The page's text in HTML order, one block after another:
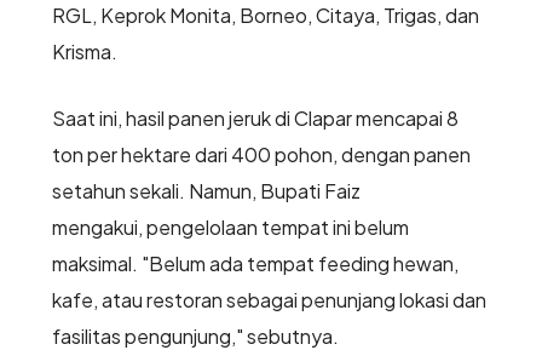
RGL, Keprok Monita, Borneo, Citaya, Trigas, dan
Krisma.
Saat ini, hasil panen jeruk di Clapar mencapai 8
ton per hektare dari 400 pohon, dengan panen
setahun sekali. Namun, Bupati Faiz
mengakui, pengelolaan tempat ini belum
maksimal. "Belum ada tempat feeding hewan,
kafe, atau restoran sebagai penunjang lokasi dan
fasilitas pengunjung," sebutnya.